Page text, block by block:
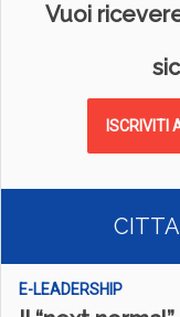
Vuoi
ISCRIVITI
E-LEADERSHIP